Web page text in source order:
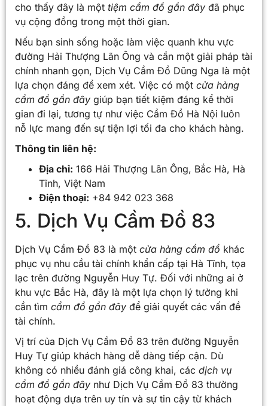
cho thấy đây là một tiệm cầm đồ gần đây đã phục
vụ cộng đồng trong một thời gian.
Nếu bạn sinh sống hoặc làm việc quanh khu vực
đường Hải Thượng Lãn Ông và cần một giải pháp tài
chính nhanh gọn, Dịch Vụ Cầm Đồ Dũng Nga là một
lựa chọn đáng để xem xét. Việc có một cửa hàng
cầm đồ gần đây giúp bạn tiết kiệm đáng kể thời
gian đi lại, tương tự như việc Cầm Đồ Hà Nội luôn
nỗ lực mang đến sự tiện lợi tối đa cho khách hàng.
Thông tin liên hệ:
Địa chỉ: 166 Hải Thượng Lãn Ông, Bắc Hà, Hà
Tĩnh, Việt Nam
Điện thoại: +84 942 023 368
5. Dịch Vụ Cầm Đồ 83
Dịch Vụ Cầm Đồ 83 là một cửa hàng cầm đồ khác
phục vụ nhu cầu tài chính khẩn cấp tại Hà Tĩnh, tọa
lạc trên đường Nguyễn Huy Tự. Đối với những ai ở
khu vực Bắc Hà, đây là một lựa chọn lý tưởng khi
cần tìm cầm đồ gần đây để giải quyết các vấn đề
tài chính.
Vị trí của Dịch Vụ Cầm Đồ 83 trên đường Nguyễn
Huy Tự giúp khách hàng dễ dàng tiếp cận. Dù
không có nhiều đánh giá công khai, các dịch vụ
cầm đồ gần đây như Dịch Vụ Cầm Đồ 83 thường
hoạt động dựa trên uy tín và sự tin cậy từ khách